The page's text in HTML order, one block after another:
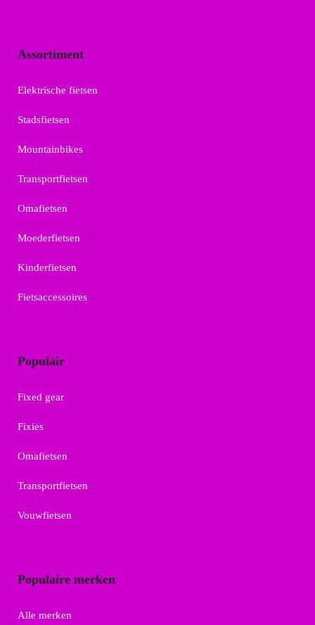
Assortiment
Elektrische fietsen
Stadsfietsen
Mountainbikes
Transportfietsen
Omafietsen
Moederfietsen
Kinderfietsen
Fietsaccessoires
Populair
Fixed gear
Fixies
Omafietsen
Transportfietsen
Vouwfietsen
Populaire merken
Alle merken